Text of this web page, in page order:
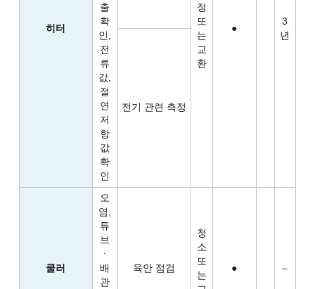
히터
출
확
인,
전
류
값,
절
연
저
항
값
확
인
정
또
는
교
환
●
3
년
전기 관련 측정
쿨러
오
염,
튜
브
ㆍ
배
관
육안 점검
청
소
또
는
● –